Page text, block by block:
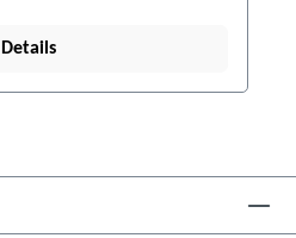
Details